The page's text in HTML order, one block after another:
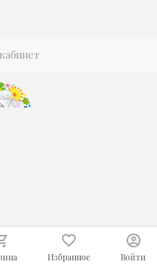
Избранное Войти